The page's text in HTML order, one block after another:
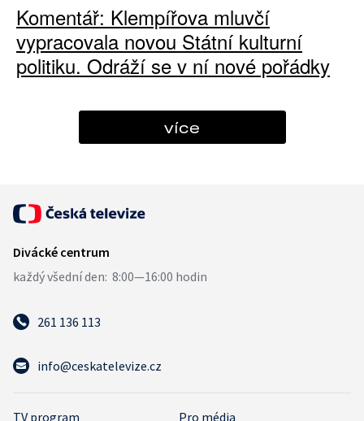
Komentář: Klempířova mluvčí
vypracovala novou Státní kulturní
politiku. Odráží se v ní nové pořádky
více
261 136 113
info@ceskatelevize.cz
TV program Pro média